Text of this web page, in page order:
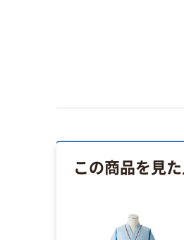
この商品を見